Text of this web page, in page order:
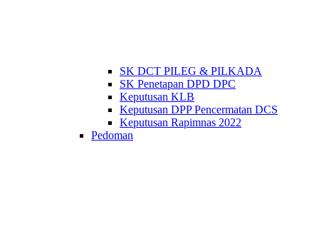
SK DCT PILEG & PILKADA
SK Penetapan DPD DPC
Keputusan KLB
Keputusan DPP Pencermatan DCS
Keputusan Rapimnas 2022
Pedoman